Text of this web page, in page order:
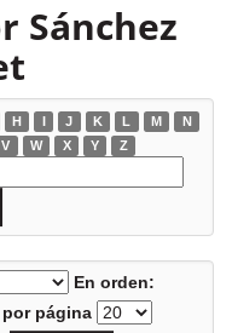
Sánchez
H I J K L M
N
V W X Y Z
En orden:
página